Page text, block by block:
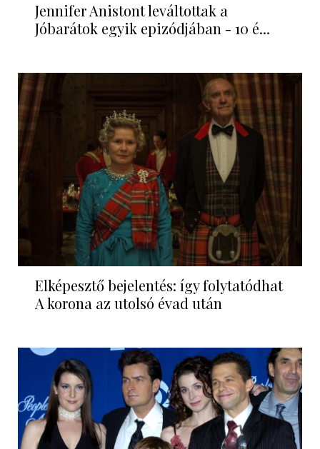
Jennifer Anistont leváltottak a
Jóbarátok egyik epizódjában - 10 é...
Elképesztő bejelentés: így folytatódhat
A korona az utolsó évad után